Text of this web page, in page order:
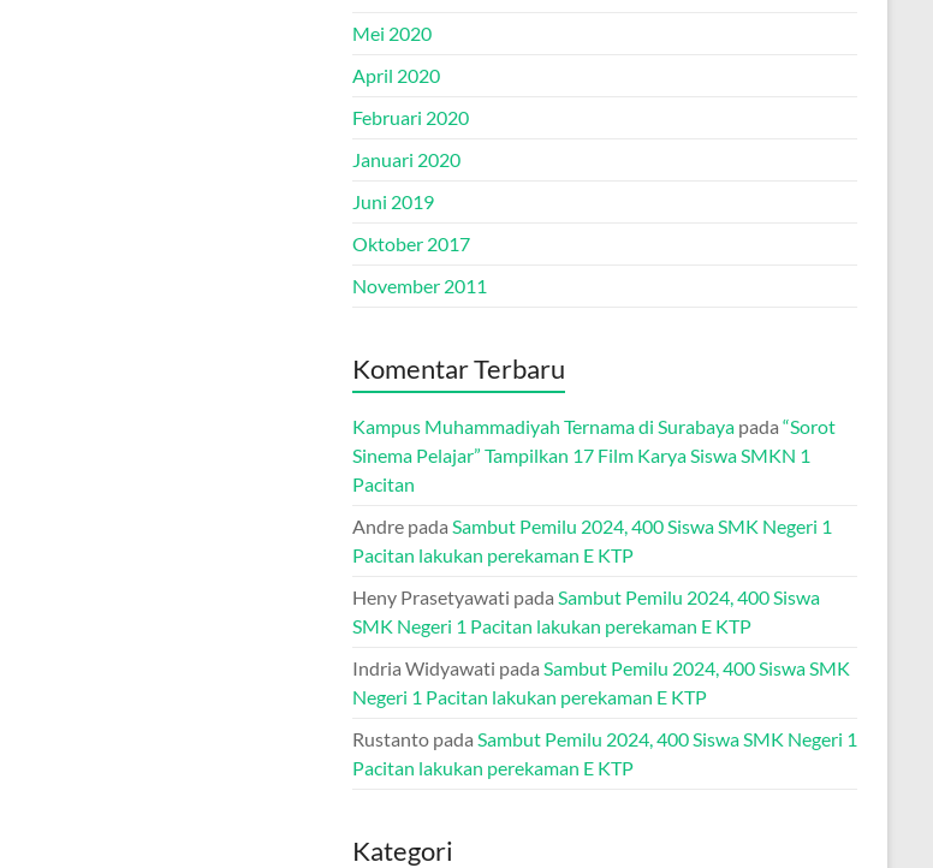
Mei 2020
April 2020
Februari 2020
Januari 2020
Juni 2019
Oktober 2017
November 2011
Komentar Terbaru
Kampus Muhammadiyah Ternama di Surabaya pada “Sorot
Sinema Pelajar” Tampilkan 17 Film Karya Siswa SMKN 1
Pacitan
Andre pada Sambut Pemilu 2024, 400 Siswa SMK Negeri 1
Pacitan lakukan perekaman E KTP
Heny Prasetyawati pada Sambut Pemilu 2024, 400 Siswa
SMK Negeri 1 Pacitan lakukan perekaman E KTP
Indria Widyawati pada Sambut Pemilu 2024, 400 Siswa SMK
Negeri 1 Pacitan lakukan perekaman E KTP
Rustanto pada Sambut Pemilu 2024, 400 Siswa SMK Negeri 1
Pacitan lakukan perekaman E KTP
Kategori